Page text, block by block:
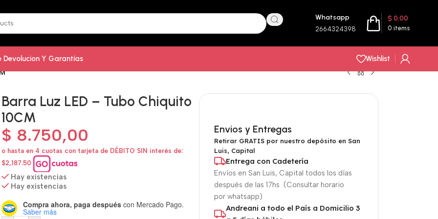
Whatsapp
2664324398 0 items
$ 0,00
Devolucion Y Garantías
Wishlist
Barra Luz LED – Tubo Chiquito
10CM
$ 8.750,00
o hasta en 4 cuotas con tarjeta de DÉBITO SIN interés de:
$2,187.50
Hay existencias
Hay existencias
Compra ahora, paga despuéscon Mercado Pago.
Saber más
Envios y Entregas
Retirar GRATIS por nuestro depósito en San
Luis, Capital
Entrega con Cadetería
Envíos en San Luis, Capital todos los días
después de las 17hs (Consultar horario
por whatsapp)
Andreani a todo el País a Domicilio 3